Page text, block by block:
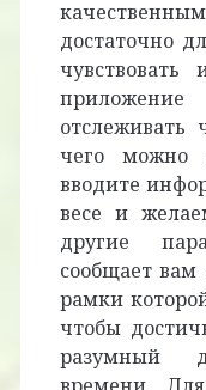
достаточно
чего можно
вводите
весе и
другие
сообщает
рамки
чтобы
разумный